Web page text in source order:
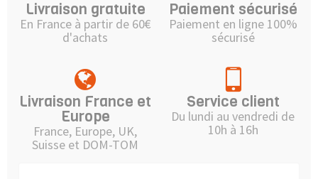
Livraison gratuite
En France à partir de 60€
d'achats
Paiement sécurisé
Paiement en ligne 100%
sécurisé
Livraison France et
Europe
France, Europe, UK,
Suisse et DOM-TOM
Service client
Du lundi au vendredi de
10h à 16h